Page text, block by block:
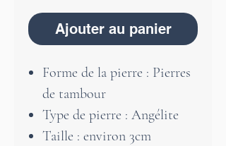
Ajouter au panier
Forme de la pierre : Pierres
de tambour
Type de pierre : Angélite
Taille : environ 3cm